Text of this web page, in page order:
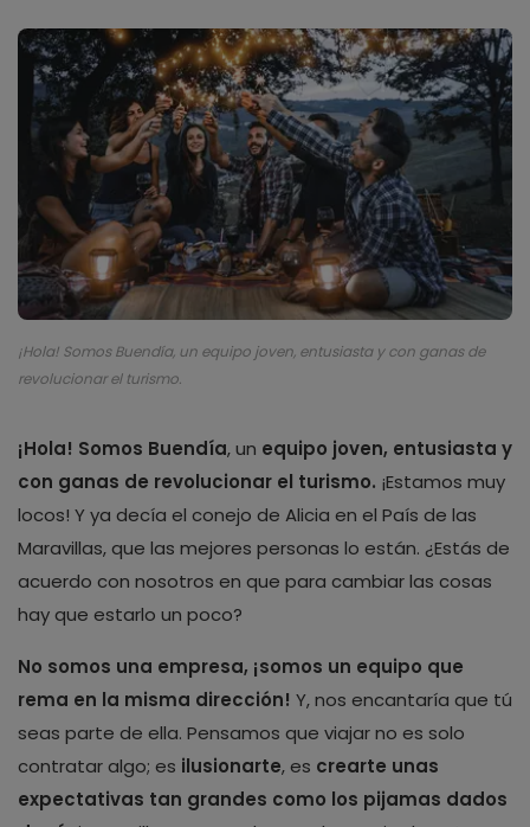
¡Hola! Somos Buendía, un equipo joven, entusiasta y con ganas de
revolucionar el turismo.
¡Hola! Somos Buendía, un equipo joven, entusiasta y
con ganas de revolucionar el turismo. ¡Estamos muy
locos! Y ya decía el conejo de Alicia en el País de las
Maravillas, que las mejores personas lo están. ¿Estás de
acuerdo con nosotros en que para cambiar las cosas
hay que estarlo un poco?
No somos una empresa, ¡somos un equipo que
rema en la misma dirección! Y, nos encantaría que tú
seas parte de ella. Pensamos que viajar no es solo
contratar algo; es ilusionarte, es crearte unas
expectativas tan grandes como los pijamas dados